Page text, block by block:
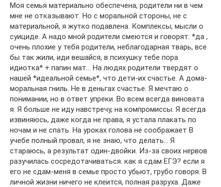
Моя семья материально обеспечена, родители ни в чем
мне не отказывают. Но с моральной стороны, не с
материальной, я жутко подавлена. Комплексы, мысли о
суициде. А надо мной родители смеются и говорят: *да ,
очень плохие у тебя родители, неблагодарная тварь, все
бы так жили, иди вешайся, в психушку тебе пора
идиотка* + папин мат… На людях родители твердят о
нашей *идеальной семье*, что дети-их счастье. А дома-
моральная гниль. Не в деньгах счастье. Я мечтаю о
понимании, но в ответ упреки. Во всем всегда виновата
я. Я больше не иду навстречу, на компромиссы. Я всегда
извиняюсь, даже когда не права, я устала плакать по
ночам и не спать. На уроках голова не соображает В
учебе полный провал, я не знаю, что делать… Я
стараюсь, а результат один-двойки. Из-за своих нервов
разучилась сосредотачиваться. как я сдам ЕГЭ? если я
его не сдам-меня в семье просто убьют, грубо говоря. В
личной жизни ничего не клеится, полная разруха. Даже